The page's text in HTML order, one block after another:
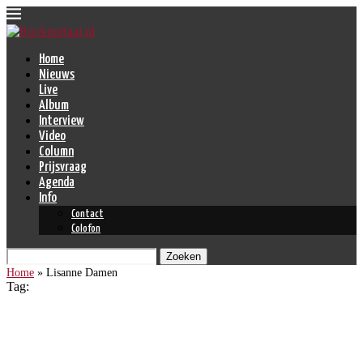
Home
Nieuws
Live
Album
Interview
Video
Column
Prijsvraag
Agenda
Info
Contact
Colofon
Zoeken
Home » Lisanne Damen
Tag: